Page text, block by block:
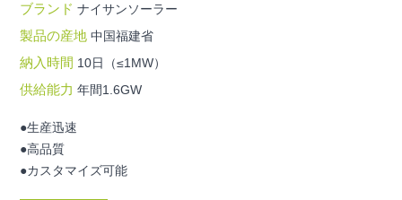
ブランドナイサンソーラー
製品の産地中国福建省
納入時間 10日（≤1MW）
供給能力年間1.6GW
●生産迅速
●高品質
●カスタマイズ可能